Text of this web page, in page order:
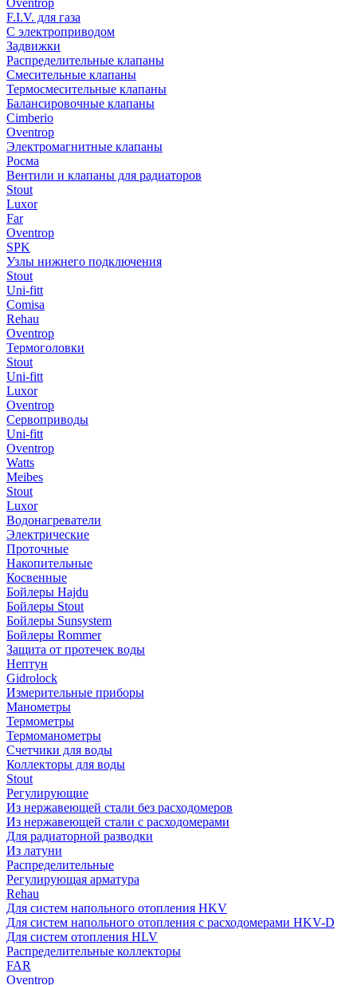
Oventrop
F.I.V. для газа
С электроприводом
Задвижки
Распределительные клапаны
Cмесительные клапаны
Термосмесительные клапаны
Балансировочные клапаны
Cimberio
Oventrop
Электромагнитные клапаны
Росма
Вентили и клапаны для радиаторов
Stout
Luxor
Far
Oventrop
SPK
Узлы нижнего подключения
Stout
Uni-fitt
Comisa
Rehau
Oventrop
Термоголовки
Stout
Uni-fitt
Luxor
Oventrop
Сервоприводы
Uni-fitt
Oventrop
Watts
Meibes
Stout
Luxor
Водонагреватели
Электрические
Проточные
Накопительные
Косвенные
Бойлеры Hajdu
Бойлеры Stout
Бойлеры Sunsystem
Бойлеры Rommer
Защита от протечек воды
Нептун
Gidrolock
Измерительные приборы
Манометры
Термометры
Термоманометры
Счетчики для воды
Коллекторы для воды
Stout
Регулирующие
Из нержавеющей стали без расходомеров
Из нержавеющей стали с расходомерами
Для радиаторной разводки
Из латуни
Распределительные
Регулирующая арматура
Rehau
Для систем напольного отопления HKV
Для систем напольного отопления с расходомерами HKV-D
Для систем отопления HLV
Распределительные коллекторы
FAR
Oventrop